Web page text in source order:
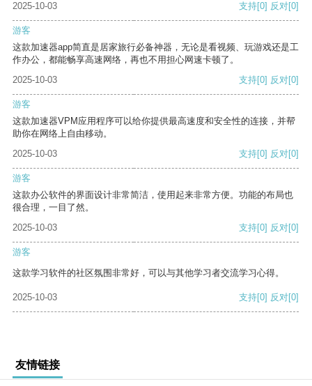
2025-10-03
支持[0] 反对[0]
游客
这款加速器app简直是居家旅行必备神器，无论是看视频、玩游戏还是工
作办公，都能畅享高速网络，再也不用担心网速卡顿了。
2025-10-03
支持[0] 反对[0]
游客
这款加速器VPM应用程序可以给你提供最高速度和安全性的连接，并帮
助你在网络上自由移动。
2025-10-03
支持[0] 反对[0]
游客
这款办公软件的界面设计非常简洁，使用起来非常方便。功能的布局也
很合理，一目了然。
2025-10-03
支持[0] 反对[0]
游客
这款学习软件的社区氛围非常好，可以与其他学习者交流学习心得。
2025-10-03 支持[0] 反对[0]
友情链接